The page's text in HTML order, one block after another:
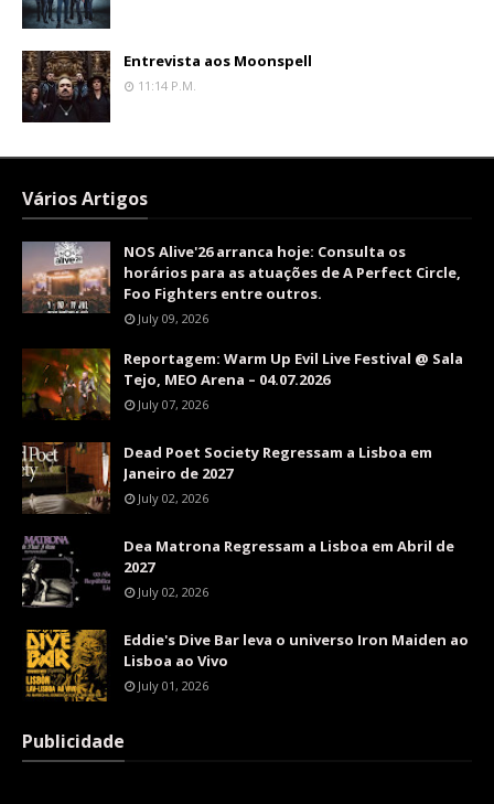
Entrevista aos Moonspell
11:14 P.m.
Vários Artigos
NOS Alive'26 arranca hoje: Consulta os
horários para as atuações de A Perfect Circle,
Foo Fighters entre outros.
July 09, 2026
Reportagem: Warm Up Evil Live Festival @ Sala
Tejo, MEO Arena – 04.07.2026
July 07, 2026
Dead Poet Society Regressam a Lisboa em
Janeiro de 2027
July 02, 2026
Dea Matrona Regressam a Lisboa em Abril de
2027
July 02, 2026
Eddie's Dive Bar leva o universo Iron Maiden ao
Lisboa ao Vivo
July 01, 2026
Publicidade